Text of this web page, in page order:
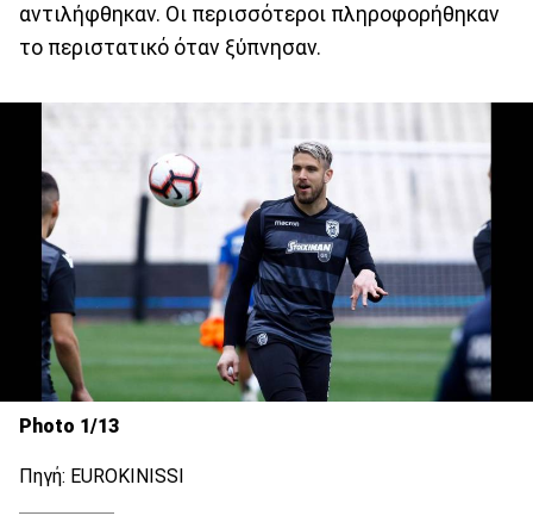
αντιλήφθηκαν. Οι περισσότεροι πληροφορήθηκαν
το περιστατικό όταν ξύπνησαν.
Photo 1/13
Πηγή: EUROKINISSI